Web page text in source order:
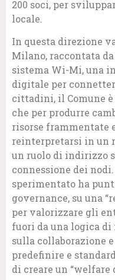
200 soci, per
locale.
In questa direzione
Milano, raccontata
sistema Wi-Mi, una
digitale per
cittadini, il Comune
che per produrre
risorse frammentate
reinterpretarsi in un
un ruolo di indirizzo
connessione dei
sperimentato ha
governance, su una
per valorizzare gli
fuori da una logica
sulla collaborazione
predefinire e
di creare un